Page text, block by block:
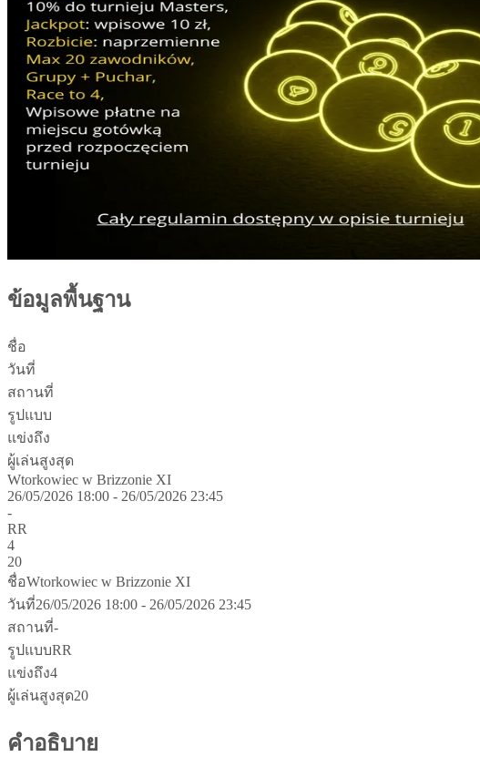
ข้อมูลพื้นฐาน
ชื่อ
วันที่
สถานที่
รูปแบบ
แข่งถึง
ผู้เล่นสูงสุด
Wtorkowiec w Brizzonie XI
26/05/2026 18:00 - 26/05/2026 23:45
-
RR
4
20
ชื่อWtorkowiec w Brizzonie XI
วันที่26/05/2026 18:00 - 26/05/2026 23:45
สถานที่-
รูปแบบRR
แข่งถึง4
ผู้เล่นสูงสุด20
คำอธิบาย